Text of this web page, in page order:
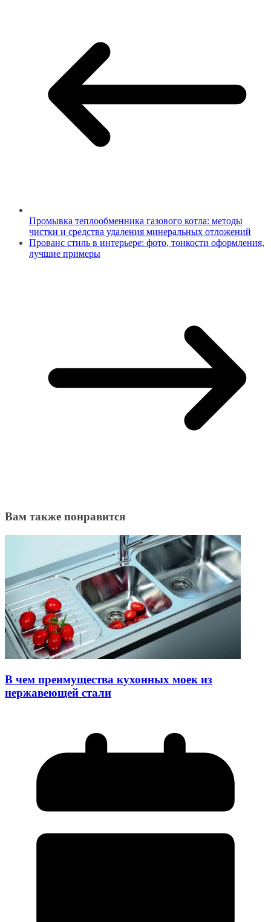
Промывка теплообменника газового котла: методы
чистки и средства удаления минеральных отложений
Прованс стиль в интерьере: фото, тонкости оформления,
лучшие примеры
Вам также понравится
В чем преимущества кухонных моек из
нержавеющей стали